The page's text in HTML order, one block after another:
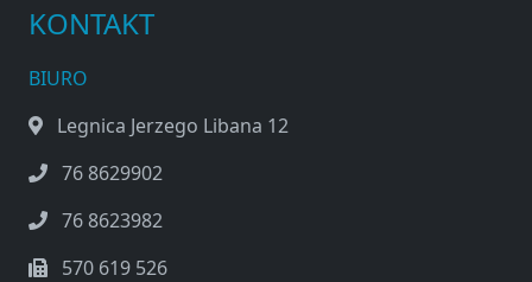
KONTAKT
BIURO
Legnica Jerzego Libana 12
76 8629902
76 8623982
570 619 526